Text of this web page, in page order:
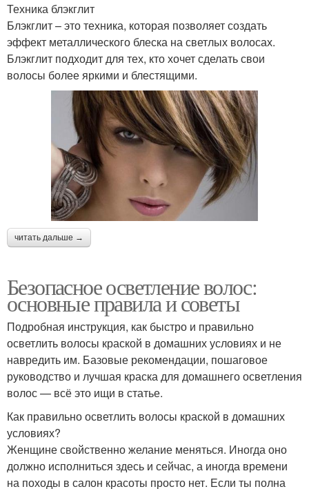
Техника блэкглит
Блэкглит – это техника, которая позволяет создать
эффект металлического блеска на светлых волосах.
Блэкглит подходит для тех, кто хочет сделать свои
волосы более яркими и блестящими.
читать дальше →
Безопасное осветление волос:
основные правила и советы
Подробная инструкция, как быстро и правильно
осветлить волосы краской в домашних условиях и не
навредить им. Базовые рекомендации, пошаговое
руководство и лучшая краска для домашнего осветления
волос — всё это ищи в статье.
Как правильно осветлить волосы краской в домашних
условиях?
Женщине свойственно желание меняться. Иногда оно
должно исполниться здесь и сейчас, а иногда времени
на походы в салон красоты просто нет. Если ты полна